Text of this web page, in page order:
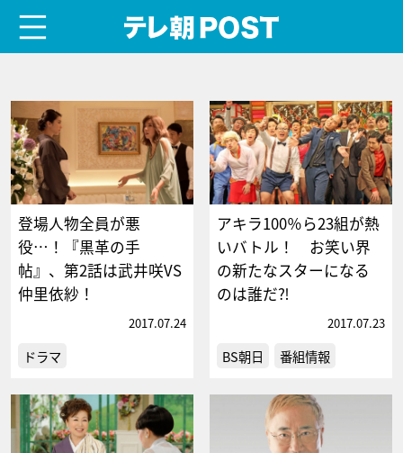
登場人物全員が悪
役…！『黒革の手
帖』、第2話は武井咲VS
仲里依紗！
2017.07.24
ドラマ
アキラ100％ら23組が熱
いバトル！ お笑い界
の新たなスターになる
のは誰だ⁈
2017.07.23
BS朝日 番組情報